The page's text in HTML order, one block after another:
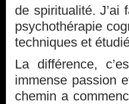
de spiritualité. J’ai
psychothérapie
techniques et
La différence,
immense passion
chemin a